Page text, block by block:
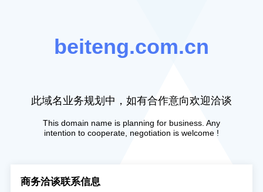
beiteng.com.cn
此域名业务规划中，如有合作意向欢迎洽谈
This domain name is planning for business. Any
intention to cooperate, negotiation is welcome !
商务洽谈联系信息